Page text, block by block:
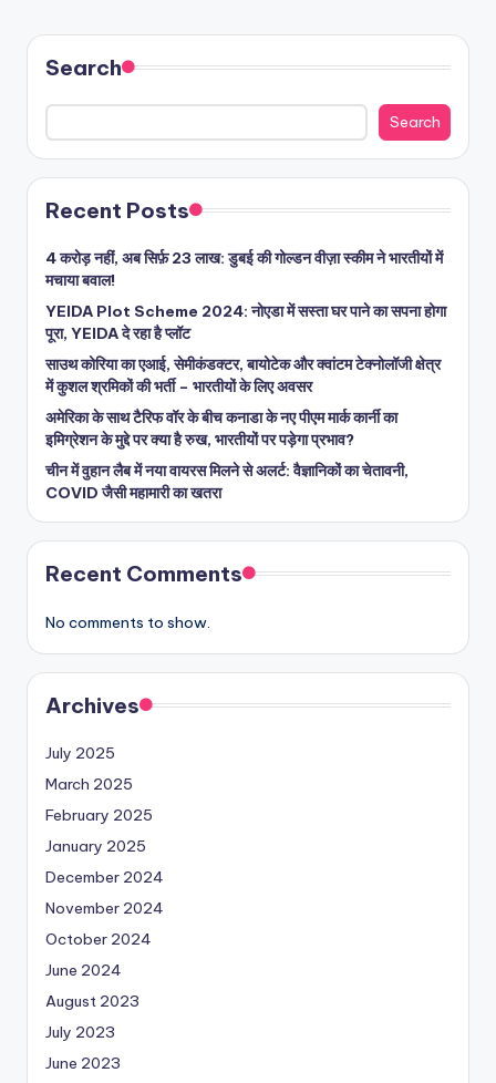
Search
Search
Recent Posts
4 करोड़ नहीं, अब सिर्फ़ 23 लाख: डुबई की गोल्डन वीज़ा स्कीम ने भारतीयों में
मचाया बवाल!
YEIDA Plot Scheme 2024: नोएडा में सस्ता घर पाने का सपना होगा
पूरा, YEIDA दे रहा है प्लॉट
साउथ कोरिया का एआई, सेमीकंडक्टर, बायोटेक और क्वांटम टेक्नोलॉजी क्षेत्र
में कुशल श्रमिकों की भर्ती – भारतीयों के लिए अवसर
अमेरिका के साथ टैरिफ वॉर के बीच कनाडा के नए पीएम मार्क कार्नी का
इमिग्रेशन के मुद्दे पर क्या है रुख, भारतीयों पर पड़ेगा प्रभाव?
चीन में वुहान लैब में नया वायरस मिलने से अलर्ट: वैज्ञानिकों का चेतावनी,
COVID जैसी महामारी का खतरा
Recent Comments
No comments to show.
Archives
July 2025
March 2025
February 2025
January 2025
December 2024
November 2024
October 2024
June 2024
August 2023
July 2023
June 2023